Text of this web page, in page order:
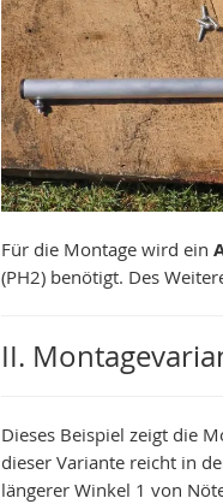
Für die Montage wird ein
(PH2) benötigt. Des
II.
Dieses Beispiel zeigt die
dieser Variante reicht in
längerer Winkel 1 von